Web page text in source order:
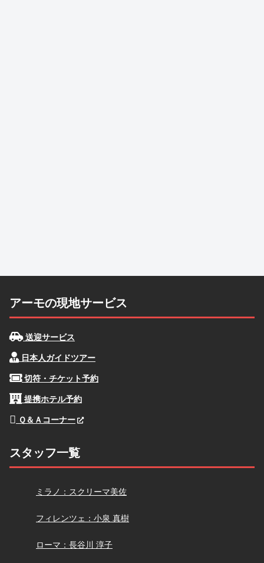
アーモの現地サービス
送迎サービス
日本人ガイドツアー
切符・チケット予約
提携ホテル予約
Ｑ＆Ａコーナー
スタッフ一覧
スクリーマ
ミラノ：スクリーマ美佐
小泉
フィレンツェ：小泉 真樹
長谷川
ローマ：長谷川 淳子